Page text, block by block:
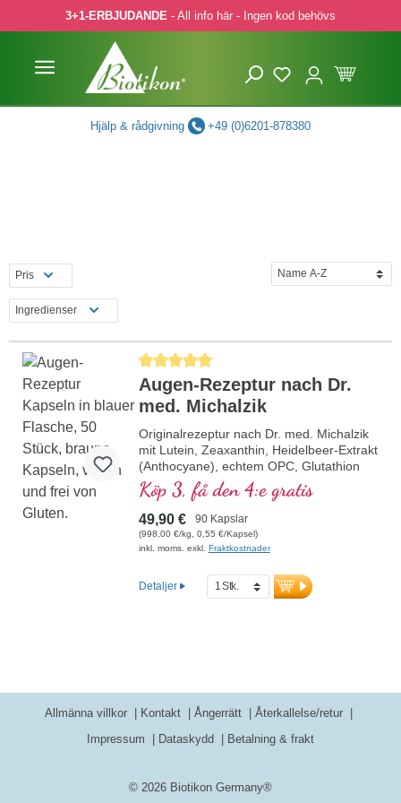
till huvudinnehåll
Hoppa till sökning
Hoppa till huvudnavigering
3+1-ERBJUDANDE - All info här - Ingen kod behövs
Hjälp & rådgivning +49 (0)6201-878380
Pris
Ingredienser
Genomsnittligt betyg på 5 av 5 stjärnor
Augen-Rezeptur nach Dr.
med. Michalzik
Originalrezeptur nach Dr. med. Michalzik
mit Lutein, Zeaxanthin, Heidelbeer-Extrakt
(Anthocyane), echtem OPC, Glutathion
und Vitamin A, welches zur Erhaltung
einer normalen Sehkraft beiträgt.
Hochdosiert zur effektiven und sicheren
Anwendung. Entwickelt durch ein
Ärtzeteam mit hoher Pflanzenstoff-,
der Leitung von Dr. med. Alexander
Michalzik.
Köp 3, få den 4:e gratis
49,90 € 90 Kapslar
(998,00 €/kg, 0,55 €/Kapsel)
inkl. moms. exkl. Fraktkostnader
Detaljer
© 2026 Biotikon Germany®
Allmänna villkor Kontakt Ångerrätt
Återkallelse/retur
Impressum
Dataskydd Betalning & frakt